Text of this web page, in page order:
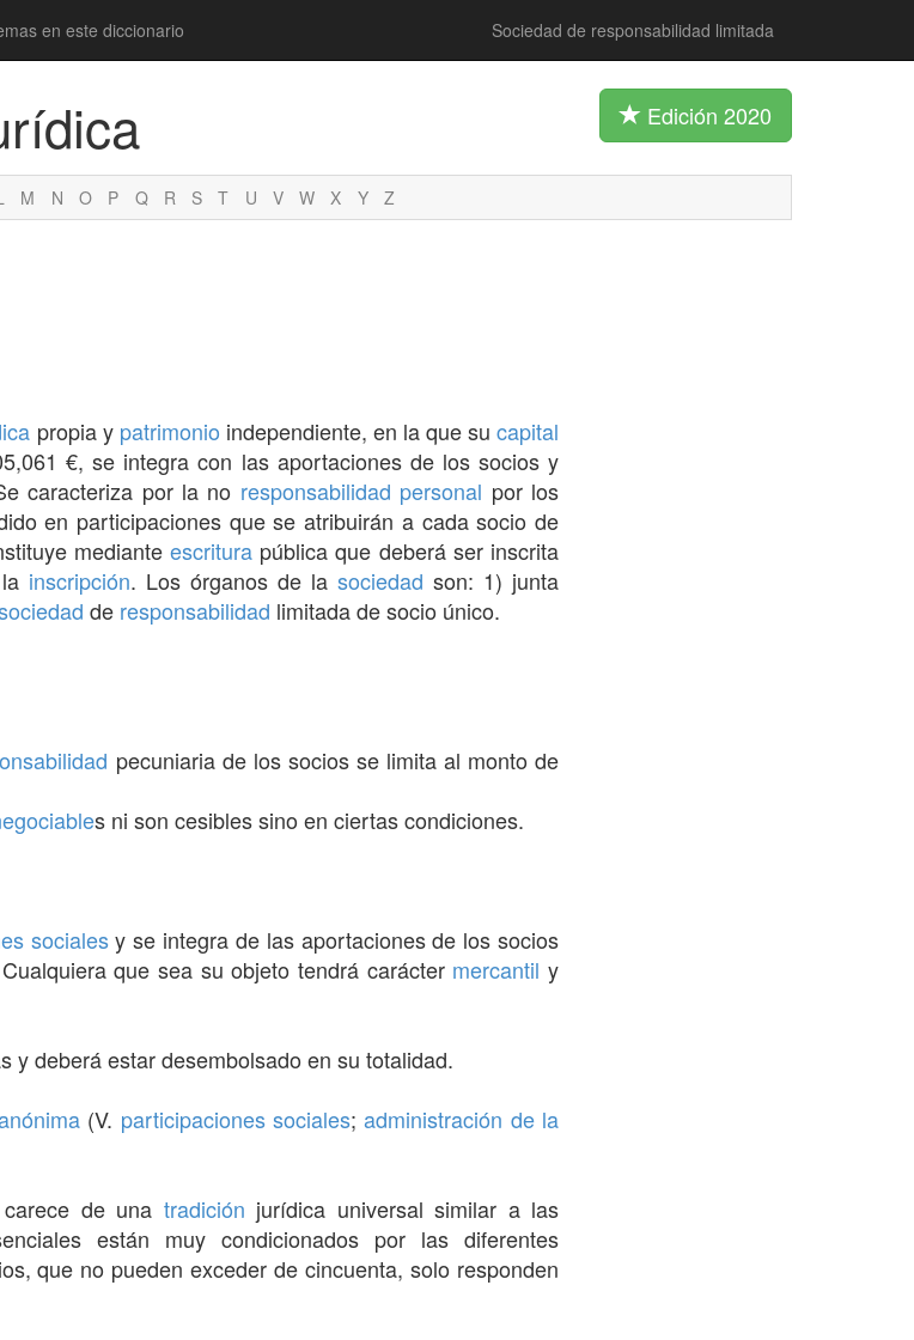
en este diccionario Sociedad de responsabilidad limitada
Edición 2020
M N O P Q R S T U V W X Y Z
propia y patrimonio independiente, en la que su capital
€, se integra con las aportaciones de los socios y
caracteriza por la no responsabilidad personal por los
en participaciones que se atribuirán a cada socio de
medianteescritura pública que deberá ser inscrita
inscripción. Los órganos de la sociedad son: 1) junta
de responsabilidad limitada de socio único.
pecuniaria de los socios se limita al monto de
s ni son cesibles sino en ciertas condiciones.
socialesy se integra de las aportaciones de los socios
que sea su objeto tendrá carácter mercantil y
y deberá estar desembolsado en su totalidad.
(V. participaciones sociales;administración de la
de una tradición jurídica universal similar a las
están muy condicionados por las diferentes
que no pueden exceder de cincuenta, solo responden